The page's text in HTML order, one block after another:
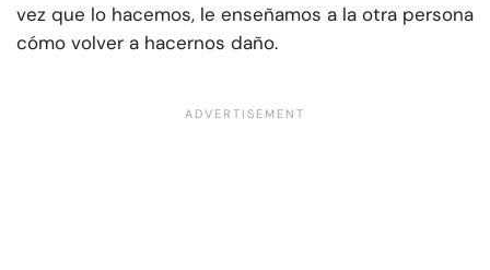
vez que lo hacemos, le enseñamos a la otra persona
cómo volver a hacernos daño.